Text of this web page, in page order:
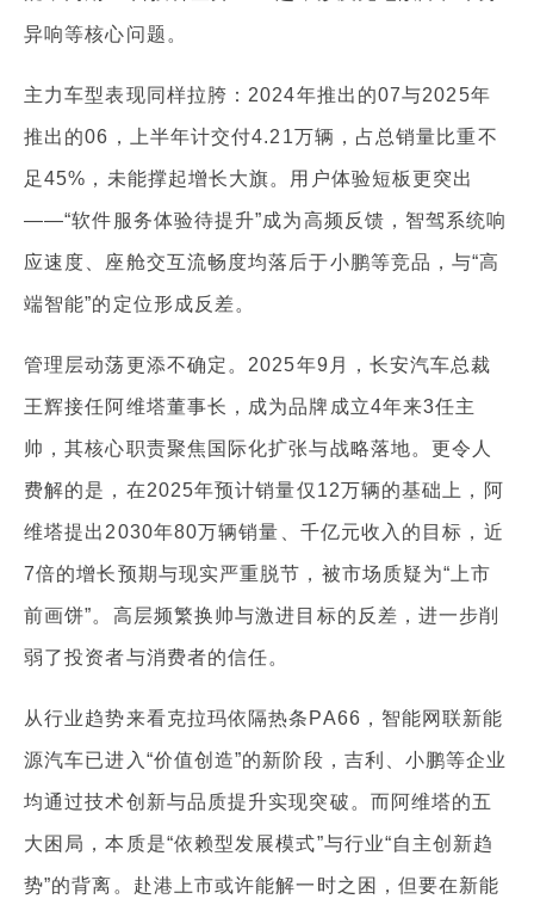
异响等核心问题。
主力车型表现同样拉胯：2024年推出的07与2025年
推出的06，上半年计交付4.21万辆，占总销量比重不
足45%，未能撑起增长大旗。用户体验短板更突出
——“软件服务体验待提升”成为高频反馈，智驾系统响
应速度、座舱交互流畅度均落后于小鹏等竞品，与“高
端智能”的定位形成反差。
管理层动荡更添不确定。2025年9月，长安汽车总裁
王辉接任阿维塔董事长，成为品牌成立4年来3任主
帅，其核心职责聚焦国际化扩张与战略落地。更令人
费解的是，在2025年预计销量仅12万辆的基础上，阿
维塔提出2030年80万辆销量、千亿元收入的目标，近
7倍的增长预期与现实严重脱节，被市场质疑为“上市
前画饼”。高层频繁换帅与激进目标的反差，进一步削
弱了投资者与消费者的信任。
从行业趋势来看克拉玛依隔热条PA66，智能网联新能
源汽车已进入“价值创造”的新阶段，吉利、小鹏等企业
均通过技术创新与品质提升实现突破。而阿维塔的五
大困局，本质是“依赖型发展模式”与行业“自主创新趋
势”的背离。赴港上市或许能解一时之困，但要在新能